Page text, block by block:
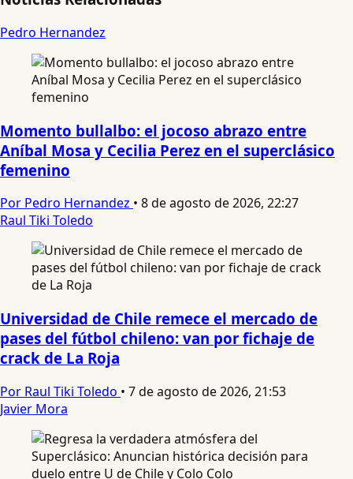
Pedro Hernandez
Momento bullalbo: el jocoso abrazo entre
Aníbal Mosa y Cecilia Perez en el superclásico
femenino
Por Pedro Hernandez • 8 de agosto de 2026, 22:27
Raul Tiki Toledo
Universidad de Chile remece el mercado de
pases del fútbol chileno: van por fichaje de
crack de La Roja
Por Raul Tiki Toledo • 7 de agosto de 2026, 21:53
Javier Mora